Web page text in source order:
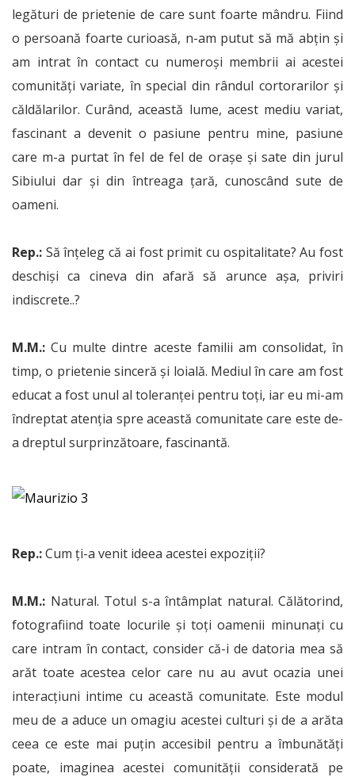
legături de prietenie de care sunt foarte mândru. Fiind
o persoană foarte curioasă, n-am putut să mă abțin și
am intrat în contact cu numeroși membrii ai acestei
comunități variate, în special din rândul cortorarilor și
căldălarilor. Curând, această lume, acest mediu variat,
fascinant a devenit o pasiune pentru mine, pasiune
care m-a purtat în fel de fel de orașe și sate din jurul
Sibiului dar și din întreaga țară, cunoscând sute de
oameni.
Rep.: Să înțeleg că ai fost primit cu ospitalitate? Au fost
deschiși ca cineva din afară să arunce așa, priviri
indiscrete..?
M.M.: Cu multe dintre aceste familii am consolidat, în
timp, o prietenie sinceră și loială. Mediul în care am fost
educat a fost unul al toleranței pentru toți, iar eu mi-am
îndreptat atenția spre această comunitate care este de-
a dreptul surprinzătoare, fascinantă.
Rep.:Cum ți-a venit ideea acestei expoziții?
M.M.: Natural. Totul s-a întâmplat natural. Călătorind,
fotografiind toate locurile și toți oamenii minunați cu
care intram în contact, consider că-i de datoria mea să
arăt toate acestea celor care nu au avut ocazia unei
interacțiuni intime cu această comunitate. Este modul
meu de a aduce un omagiu acestei culturi și de a arăta
ceea ce este mai puțin accesibil pentru a îmbunătăți
poate, imaginea acestei comunității considerată pe